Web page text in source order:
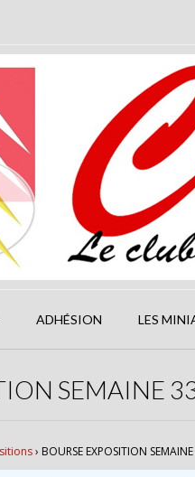
ADHÉSION LES
SEMAINE
› BOURSE EXPOSITION